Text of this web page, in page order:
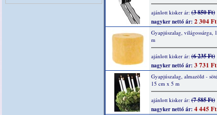
ajánlott kisker ár:(3 850 Ft)
nagyker nettó ár: 2 304 Ft
Gyapjúszalag, világossárga,
m
ajánlott kisker ár:(6 235 Ft)
nagyker nettó ár: 3 731 Ft
Gyapjúszalag, almazöld -
15 cm x 5 m
ajánlott kisker ár:(7 585 Ft)
nagyker nettó ár: 4 445 Ft